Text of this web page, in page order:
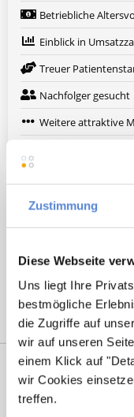
Zustimmung
Diese Webseite
Uns liegt Ihre
bestmögliche
die Zugriffe auf
wir auf unseren
einem Klick auf
wir Cookies
treffen.
Betriebliche
Einblick in
Treuer
Nachfolger gesucht
Weitere attraktive
Hier finden Sie
Wunschregion:
Heidelberg|Krefeld|